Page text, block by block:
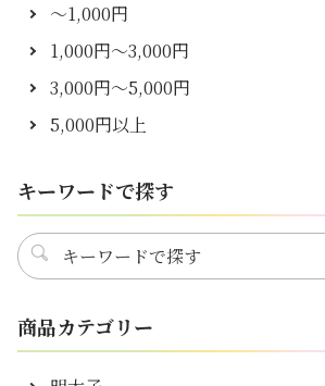
～1,000円
1,000円～3,000円
3,000円～5,000円
5,000円以上
キーワードで探す
商品カテゴリー